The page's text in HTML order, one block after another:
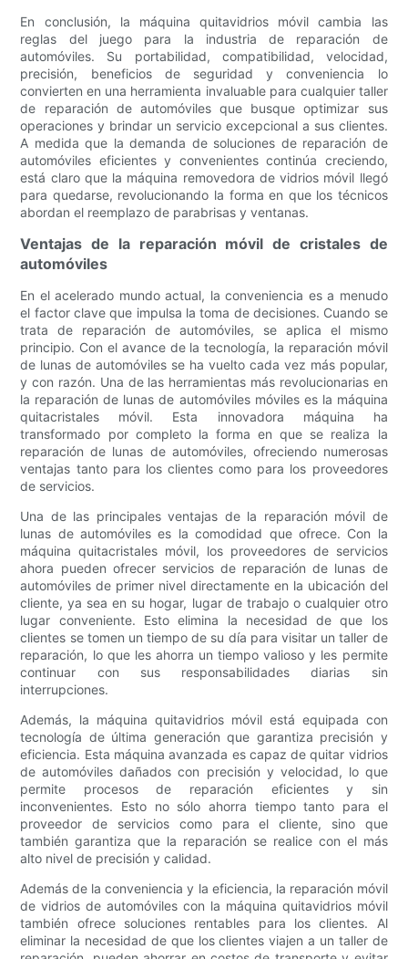
En conclusión, la máquina quitavidrios móvil cambia las
reglas del juego para la industria de reparación de
automóviles. Su portabilidad, compatibilidad, velocidad,
precisión, beneficios de seguridad y conveniencia lo
convierten en una herramienta invaluable para cualquier taller
de reparación de automóviles que busque optimizar sus
operaciones y brindar un servicio excepcional a sus clientes.
A medida que la demanda de soluciones de reparación de
automóviles eficientes y convenientes continúa creciendo,
está claro que la máquina removedora de vidrios móvil llegó
para quedarse, revolucionando la forma en que los técnicos
abordan el reemplazo de parabrisas y ventanas.
Ventajas de la reparación móvil de cristales de
automóviles
En el acelerado mundo actual, la conveniencia es a menudo
el factor clave que impulsa la toma de decisiones. Cuando se
trata de reparación de automóviles, se aplica el mismo
principio. Con el avance de la tecnología, la reparación móvil
de lunas de automóviles se ha vuelto cada vez más popular,
y con razón. Una de las herramientas más revolucionarias en
la reparación de lunas de automóviles móviles es la máquina
quitacristales móvil. Esta innovadora máquina ha
transformado por completo la forma en que se realiza la
reparación de lunas de automóviles, ofreciendo numerosas
ventajas tanto para los clientes como para los proveedores
de servicios.
Una de las principales ventajas de la reparación móvil de
lunas de automóviles es la comodidad que ofrece. Con la
máquina quitacristales móvil, los proveedores de servicios
ahora pueden ofrecer servicios de reparación de lunas de
automóviles de primer nivel directamente en la ubicación del
cliente, ya sea en su hogar, lugar de trabajo o cualquier otro
lugar conveniente. Esto elimina la necesidad de que los
clientes se tomen un tiempo de su día para visitar un taller de
reparación, lo que les ahorra un tiempo valioso y les permite
continuar con sus responsabilidades diarias sin
interrupciones.
Además, la máquina quitavidrios móvil está equipada con
tecnología de última generación que garantiza precisión y
eficiencia. Esta máquina avanzada es capaz de quitar vidrios
de automóviles dañados con precisión y velocidad, lo que
permite procesos de reparación eficientes y sin
inconvenientes. Esto no sólo ahorra tiempo tanto para el
proveedor de servicios como para el cliente, sino que
también garantiza que la reparación se realice con el más
alto nivel de precisión y calidad.
Además de la conveniencia y la eficiencia, la reparación móvil
de vidrios de automóviles con la máquina quitavidrios móvil
también ofrece soluciones rentables para los clientes. Al
eliminar la necesidad de que los clientes viajen a un taller de